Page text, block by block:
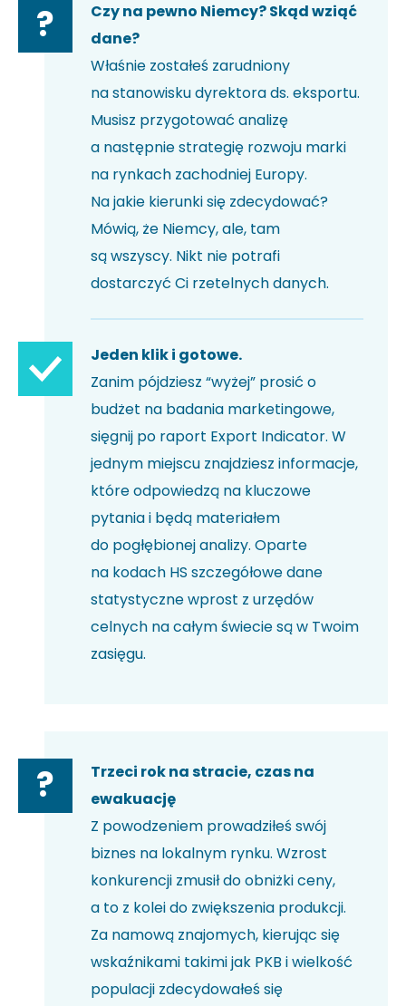
?
Czy na pewno Niemcy? Skąd wziąć
dane?
Właśnie zostałeś zarudniony
na stanowisku dyrektora ds. eksportu.
Musisz przygotować analizę
a następnie strategię rozwoju marki
na rynkach zachodniej Europy.
Na jakie kierunki się zdecydować?
Mówią, że Niemcy, ale, tam
są wszyscy. Nikt nie potrafi
dostarczyć Ci rzetelnych danych.
Jeden klik i gotowe.
Zanim pójdziesz “wyżej” prosić o
budżet na badania marketingowe,
sięgnij po raport Export Indicator. W
jednym miejscu znajdziesz informacje,
które odpowiedzą na kluczowe
pytania i będą materiałem
do pogłębionej analizy. Oparte
na kodach HS szczegółowe dane
statystyczne wprost z urzędów
celnych na całym świecie są w Twoim
zasięgu.
?
Trzeci rok na stracie, czas na
ewakuację
Z powodzeniem prowadziłeś swój
biznes na lokalnym rynku. Wzrost
konkurencji zmusił do obniżki ceny,
a to z kolei do zwiększenia produkcji.
Za namową znajomych, kierując się
wskaźnikami takimi jak PKB i wielkość
populacji zdecydowałeś się